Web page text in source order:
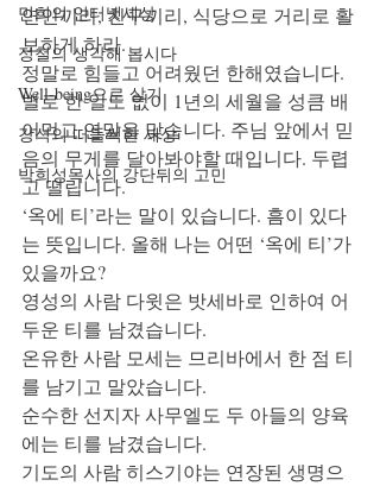
민희의 인터넷세상
정철의 생각해 봅시다
Well-being으로 살기
강석의 떠들썩한 세상
박희성목사의 강단뒤의 고민
연인끼리, 친구끼리, 식당으로 거리로 활
보하게 하라.
정말로 힘들고 어려웠던 한해였습니다.
별로 한 일도 없이 1년의 세월을 성큼 배
어먹고 연말을 맞습니다. 주님 앞에서 믿
음의 무게를 달아봐야할 때입니다. 두렵
고 떨립니다.
‘옥에 티’라는 말이 있습니다. 흠이 있다
는 뜻입니다. 올해 나는 어떤 ‘옥에 티’가
있을까요?
영성의 사람 다윗은 밧세바로 인하여 어
두운 티를 남겼습니다.
온유한 사람 모세는 므리바에서 한 점 티
를 남기고 말았습니다.
순수한 선지자 사무엘도 두 아들의 양육
에는 티를 남겼습니다.
기도의 사람 히스기야는 연장된 생명으